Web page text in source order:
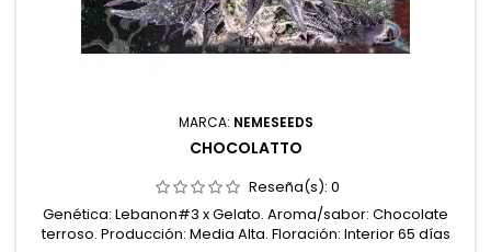
MARCA: NEMESEEDS
CHOCOLATTO
Reseña(s): 0
Genética: Lebanon#3 x Gelato. Aroma/sabor: Chocolate
terroso. Producción: Media Alta. Floración: Interior 65 días